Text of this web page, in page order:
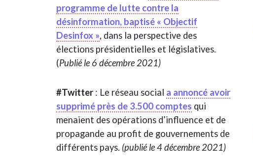
programme de lutte contre la
désinformation, baptisé « Objectif
Desinfox », dans la perspective des
élections présidentielles et législatives.
(Publié le 6 décembre 2021)
#Twitter : Le réseau social a annoncé avoir
supprimé près de 3.500 comptes qui
menaient des opérations d’influence et de
propagande au profit de gouvernements de
différents pays. (publié le 4 décembre 2021)